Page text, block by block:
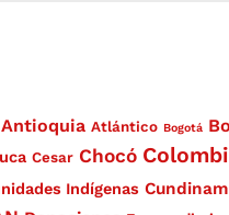
Antioquia Atlántico Bogotá
Cesar Chocó
Indígenas